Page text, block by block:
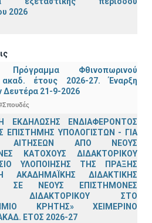
2026
Πρόγραμμα Φθινοπωρινού
ακαδ. έτους 2026-27. Έναρξη
21-9-2026
ΕΚΔΗΛΩΣΗΣ ΕΝΔΙΑΦΕΡΟΝΤΟΣ
ΥΠΟΛΟΓΙΣΤΩΝ - ΓΙΑ
ΑΙΤΗΣΕΩΝ ΑΠΟ ΝΕΟΥΣ
ΚΑΤΟΧΟΥΣ ΔΙΔΑΚΤΟΡΙΚΟΥ
ΥΛΟΠΟΙΗΣΗΣ ΤΗΣ ΠΡΑΞΗΣ
ΑΚΑΔΗΜΑΪΚΗΣ ΔΙΔΑΚΤΙΚΗΣ
ΣΕ ΝΕΟΥΣ ΕΠΙΣΤΗΜΟΝΕΣ
ΔΙΔΑΚΤΟΡΙΚΟΥ ΣΤΟ
ΚΡΗΤΗΣ» ΧΕΙΜΕΡΙΝΟ
ΕΤΟΣ 2026-27